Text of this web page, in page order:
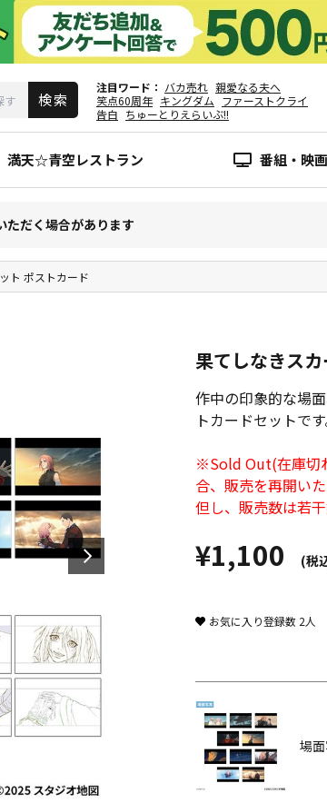
注目ワード バカ売れ 親愛なる夫へ
笑点60周年 キングダム ファーストクライ
告白 ちゅーとりえらいぶ!!
満天☆青空レストラン 番組・映
ただく場合があります
ト ポストカード
果てしなきス
作中の印象的な場
トカードセットです
※Sold Out(在庫切
合、販売を再開いた
但し、販売数は若
¥1,100 (税
お気に入り登録数 2人
場